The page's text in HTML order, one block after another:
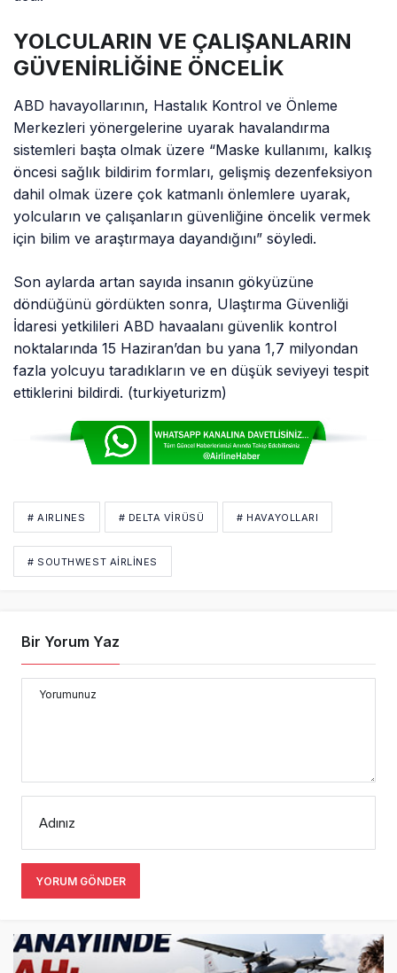
YOLCULARIN VE ÇALIŞANLARIN
GÜVENİRLİĞİNE ÖNCELİK
ABD havayollarının, Hastalık Kontrol ve Önleme
Merkezleri yönergelerine uyarak havalandırma
sistemleri başta olmak üzere “Maske kullanımı, kalkış
öncesi sağlık bildirim formları, gelişmiş dezenfeksiyon
dahil olmak üzere çok katmanlı önlemlere uyarak,
yolcuların ve çalışanların güvenliğine öncelik vermek
için bilim ve araştırmaya dayandığını” söyledi.
Son aylarda artan sayıda insanın gökyüzüne
döndüğünü gördükten sonra, Ulaştırma Güvenliği
İdaresi yetkilileri ABD havaalanı güvenlik kontrol
noktalarında 15 Haziran’dan bu yana 1,7 milyondan
fazla yolcuyu taradıkların ve en düşük seviyeyi tespit
ettiklerini bildirdi. (turkiyeturizm)
# AIRLINES # DELTA VIRÜSÜ # HAVAYOLLARI
# SOUTHWEST AIRLINES
Bir Yorum Yaz
Yorumunuz
Adınız
YORUM GÖNDER